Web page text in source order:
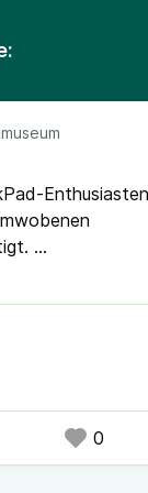
Mittelklasse-
neue
des T440
0